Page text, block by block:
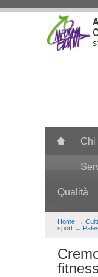
Chi
Qualità
Home →
sport →
fitness